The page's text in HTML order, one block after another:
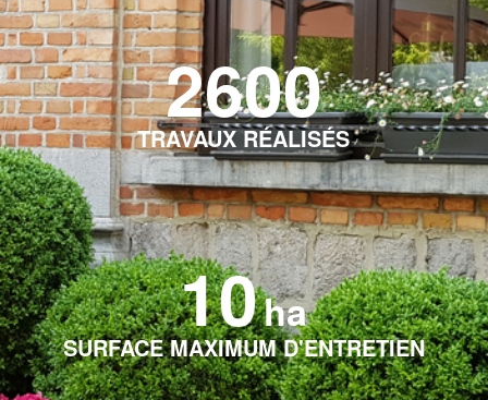
2600
TRAVAUX RÉALISÉS
10ha
SURFACE MAXIMUM D'ENTRETIEN